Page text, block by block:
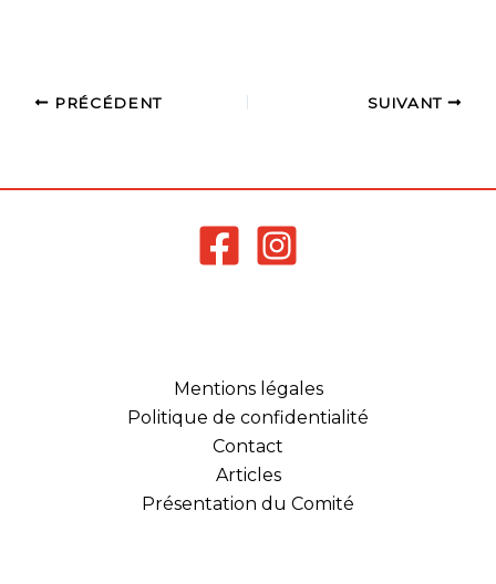
PRÉCÉDENT SUIVANT
Mentions légales
Politique de confidentialité
Contact
Articles
Présentation du Comité